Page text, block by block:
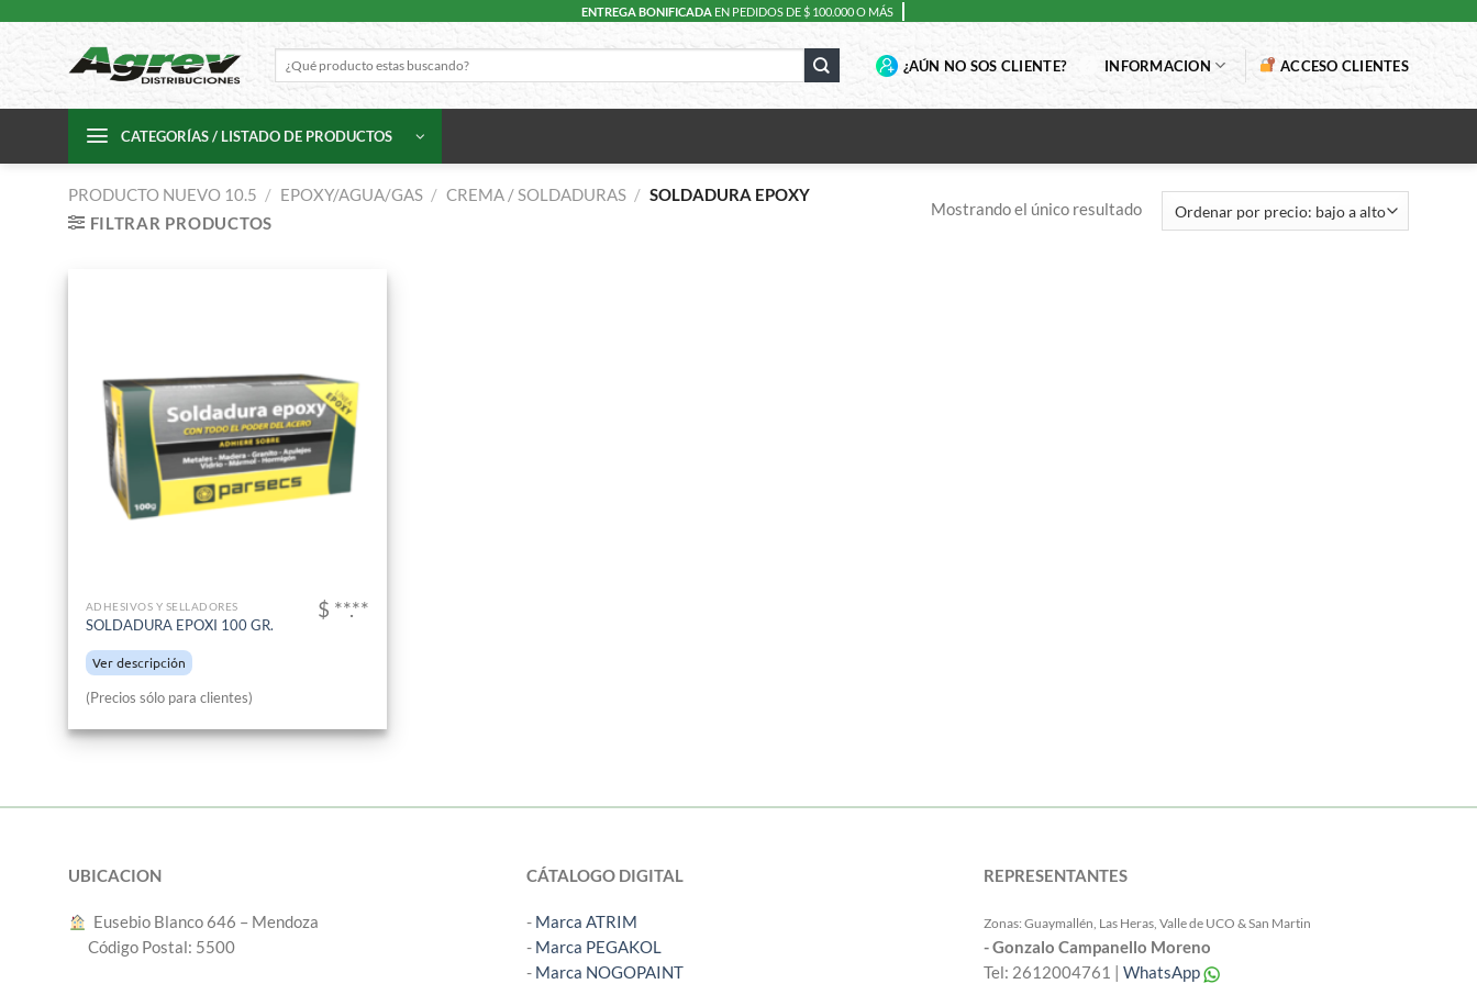
ENTREGA BONIFICADA EN PEDIDOS DE $ 100.000 O MÁS
por:
¿AÚN NO SOS CLIENTE? INFORMACION ACCESO CLIENTES
CATEGORÍAS / LISTADO DE PRODUCTOS
PRODUCTO NUEVO 10.5 / EPOXY/AGUA/GAS / CREMA / SOLDADURAS / SOLDADURA EPOXY
FILTRAR PRODUCTOS
Mostrando el único resultado
ADHESIVOS Y SELLADORES
SOLDADURA EPOXI 100 GR.
Ver descripción
$ **.**
(Precios sólo para clientes)
UBICACION
︎ Eusebio Blanco 646 – Mendoza
Código Postal: 5500
CÁTALOGO DIGITAL
- Marca ATRIM
- Marca PEGAKOL
- Marca NOGOPAINT
REPRESENTANTES
Zonas: Guaymallén, Las Heras, Valle de UCO & San Martin
- Gonzalo Campanello Moreno
Tel: 2612004761 |WhatsApp